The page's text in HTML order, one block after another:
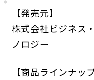
【発売元】
株式会社ビジネス
ノロジー
【商品ラインナッ